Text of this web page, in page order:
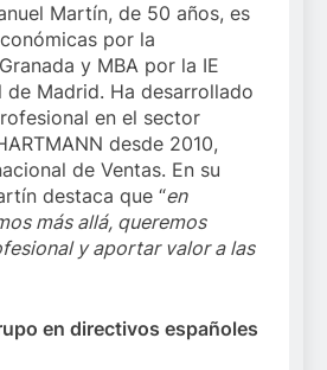
Martín, de 50 años, es
por la
y MBA por la IE
de Madrid. Ha desarrollado
en el sector
desde 2010,
de Ventas. En su
destaca que “en
más allá, queremos
y aportar valor a las
en directivos españoles